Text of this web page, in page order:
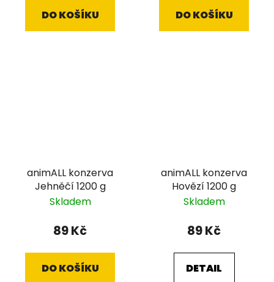
DO KOŠÍKU DO KOŠÍKU
animALL konzerva
Jehněčí 1200 g
Skladem
89 Kč
DO KOŠÍKU
animALL konzerva
Hovězí 1200 g
Skladem
89 Kč
DETAIL